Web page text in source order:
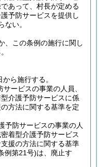
あって、村長が定める
予防サービスを提供し
ない。
、この条例の施行に関し
ら施行する。
ービスの事業の人員、
介護予防サービスに係
方法に関する基準を定
予防サービスの事業の人
着型介護予防サービス
援の方法に関する基準
例第21号)は、廃止す